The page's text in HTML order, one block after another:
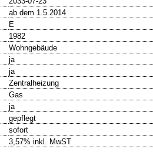
ab dem 1.5.2014
E
1982
Wohngebäude
ja
ja
Zentralheizung
Gas
ja
gepflegt
sofort
3,57% inkl. MwST